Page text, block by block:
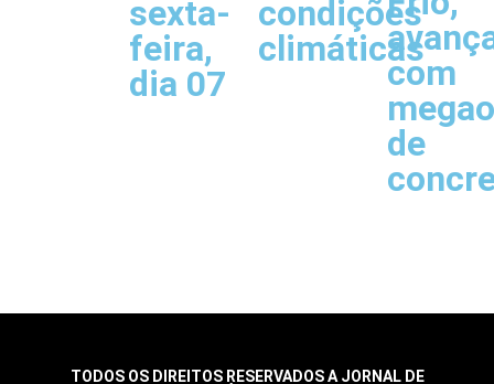
sexta-
feira,
dia 07
condições
climáticas
com
de
TODOS OS DIREITOS RESERVADOS A JORNAL DE